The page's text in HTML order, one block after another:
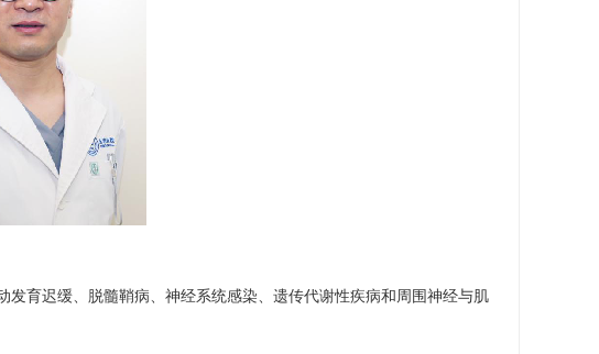
发育迟缓、脱髓鞘病、神经系统感染、遗传代谢性疾病和周围神经与肌